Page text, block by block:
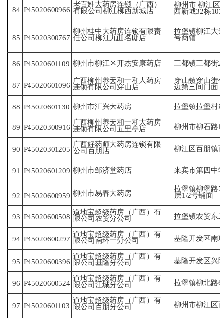
84 P45020600966
老百姓大药房连锁（广西）
有限公司柳江柳西新城店
柳州市 柳江
西新城32栋
85 P45020300767
柳州桂中大药房连锁有限责
任公司柳江九曲名邸店
拉堡镇柳江大
号商铺
86 P45020601109 柳州市柳江区开杰安康药店 三都镇三都街
87 P45020601096
广西柳州养天和一和大药房
连锁有限公司穿山店
穿山镇穿山
边第三间门面
88 P45020601130 柳州市汇兴大药房 拉堡镇拉堡
89 P45020300916
广西柳州养天和一和大药房
连锁有限公司五里亭店 柳州市柳石路
90 P45020301205
广西好药师大药房连锁有限
公司百朋店 柳江区百朋
91 P45020601209 柳州市邹济堂药店 来宾市第四
92 P45020600959 柳州市易春大药房
拉堡镇柳堡路
层1/2号铺面
93 P45020600508
道地宝超级药房（广西）有
限公司农贸分公司 拉堡镇农贸东
94 P45020600297
道地宝超级药房（广西）有
限公司南环一分公司 基隆开发区南
95 P45020600396
道地宝超级药房（广西）有
限公司基隆分公司 基隆开发区兴
96 P45020600524
道地宝超级药房（广西）有
限公司江城分公司 拉堡镇柳北路
97 P45020601103
道地宝超级药房（广西）有
限公司百朋分公司 柳州市柳江